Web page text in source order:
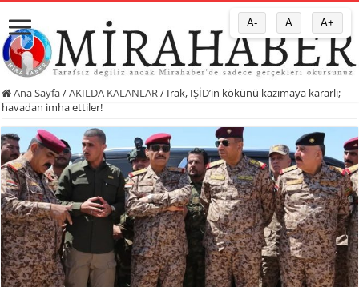
Ana Sayfa/AKILDA KALANLAR / Irak, IŞİD’in kökünü kazımaya kararlı;
havadan imha ettiler!
A- A A+